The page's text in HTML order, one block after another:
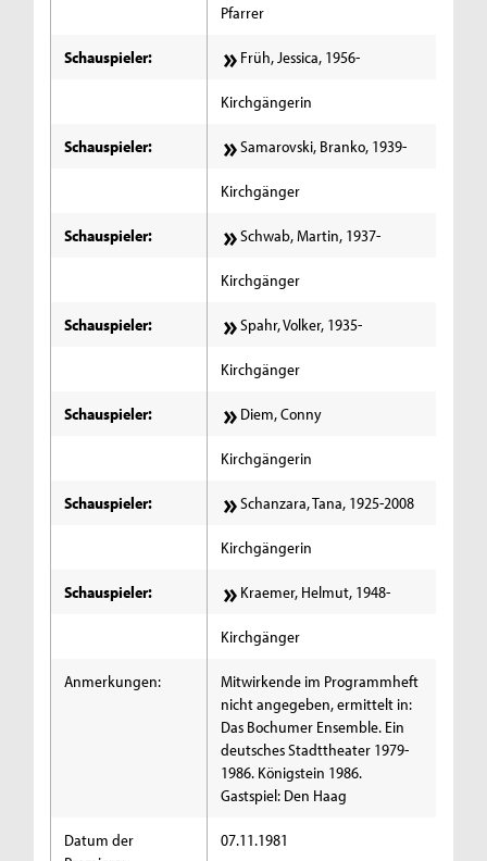
Pfarrer
Schauspieler: Früh, Jessica, 1956-
Kirchgängerin
Schauspieler: Samarovski, Branko, 1939-
Kirchgänger
Schauspieler: Schwab, Martin, 1937-
Kirchgänger
Schauspieler: Spahr, Volker, 1935-
Kirchgänger
Schauspieler: Diem, Conny
Kirchgängerin
Schauspieler: Schanzara, Tana, 1925-2008
Kirchgängerin
Schauspieler: Kraemer, Helmut, 1948-
Kirchgänger
Anmerkungen:
Mitwirkende im Programmheft
nicht angegeben, ermittelt in:
Das Bochumer Ensemble. Ein
deutsches Stadttheater 1979-
1986. Königstein 1986.
Gastspiel: Den Haag
Datum der
07.11.1981